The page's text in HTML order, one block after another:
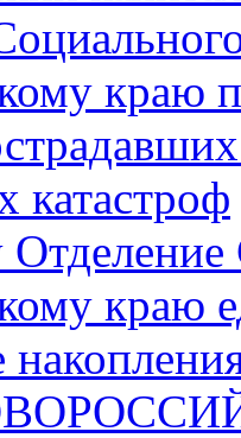
краю
катастроф
краю